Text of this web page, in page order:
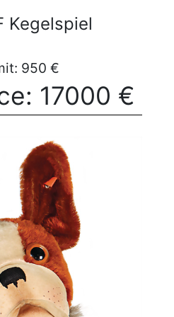
Kegelspiel
950 €
17000 €